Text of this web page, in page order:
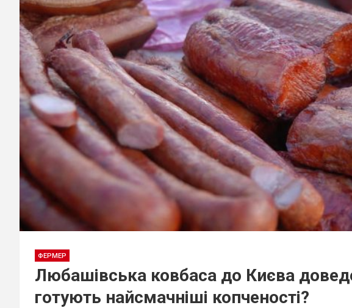
ФЕРМЕР
Любашівська ковбаса до Києва
готують найсмачніші копченості?